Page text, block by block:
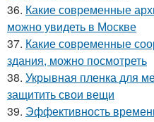
36. Какие современные
можно увидеть в Москве
37. Какие современные
здания, можно посмотреть
38. Укрывная пленка для
защитить свои вещи
39. Эффективность